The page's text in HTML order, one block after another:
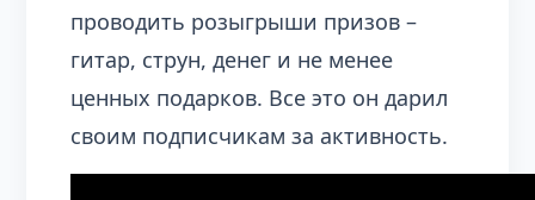
проводить розыгрыши призов –
гитар, струн, денег и не менее
ценных подарков. Все это он дарил
своим подписчикам за активность.